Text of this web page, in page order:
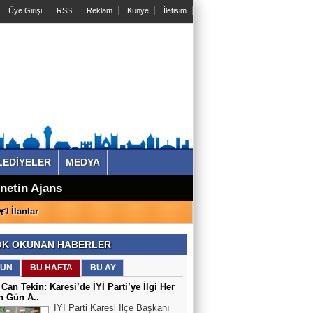
Üye Girişi RSS Reklam Künye İletisim
MEDYA
- GÜNDEM
- GÜNDEM -
Ajansı
İnşa - -
- GÜNDEM -
Gerekir -
ve Adil
İlanlar
OKUNAN HABERLER
BU HAFTA BU AY
Tekin: Karesi’de İYİ Parti’ye İlgi Her
Gün A..
İYİ Parti Karesi İlçe Başkanı